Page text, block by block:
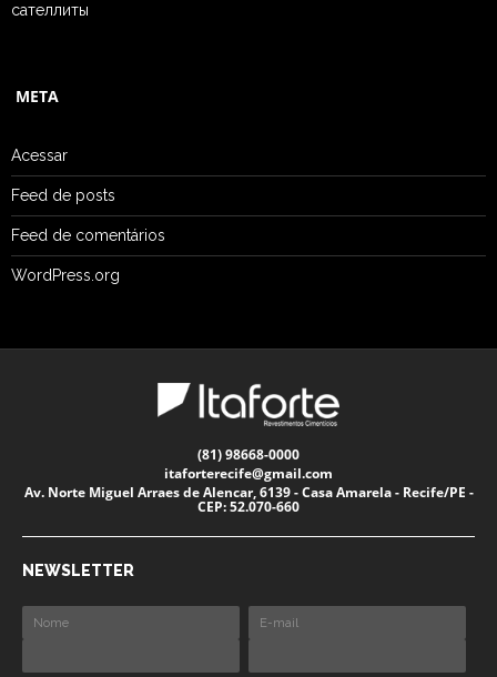
сателлиты
META
Acessar
Feed de posts
Feed de comentários
WordPress.org
(81) 98668-0000
itaforterecife@gmail.com
Av. Norte Miguel Arraes de Alencar, 6139 - Casa Amarela - Recife/PE -
CEP: 52.070-660
NEWSLETTER